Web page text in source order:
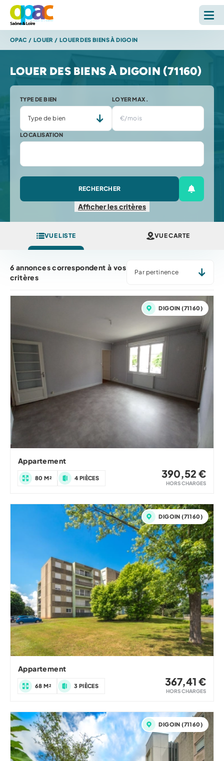
LOUER
ACHETER
L'OPAC
S'INFORMER
ESPACE PERSONNEL
OPAC / LOUER / LOUER DES BIENS À DIGOIN
LOUER DES BIENS À DIGOIN (71160)
TYPE DE BIEN LOYER MAX.
LOCALISATION
RECHERCHER
Créer
Afficherles critères
VUE LISTE VUE CARTE
6 annonces correspondent à vos
critères
DIGOIN (71160)
Appartement
80 M² 4 PIÈCES 390,52 €
HORS CHARGES
DIGOIN (71160)
Appartement
68 M² 3 PIÈCES 367,41 €
HORS CHARGES
DIGOIN (71160)